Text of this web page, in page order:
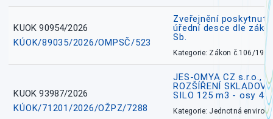
KUOK 90954/2026
KÚOK/89035/2026/OMPSČ/523
Zveřejnění
úřední desce dle
Sb.
Kategorie: Zákon č.106/1999
KUOK 93987/2026
KÚOK/71201/2026/OŽPZ/7288
JES-OMYA CZ s.r.o.,
ROZŠÍŘENÍ
SILO 125 m3 - osy
Kategorie: Jednotná